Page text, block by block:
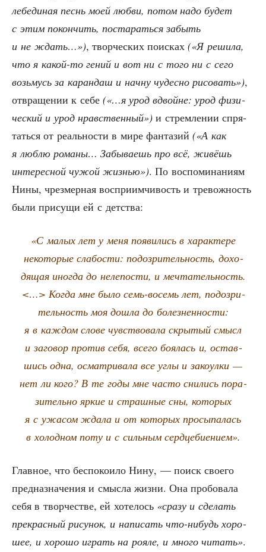
лебе­ди­ная песнь моей люб­ви, потом надо будет
с этим покон­чить, поста­рать­ся забыть
и не ждать…»), твор­че­ских поис­ках («Я реши­ла,
что я какой-то гений и вот ни с того ни с сего
возь­мусь за каран­даш и нач­ну чудес­но рисо­вать»),
отвра­ще­нии к себе («…я урод вдвойне: урод физи­
че­ский и урод нрав­ствен­ный») и стрем­ле­нии спря­
тать­ся от реаль­но­сти в мире фан­та­зий («А как
я люб­лю рома­ны… Забы­ва­ешь про всё, живёшь
инте­рес­ной чужой жиз­нью»). По вос­по­ми­на­ни­ям
Нины, чрез­мер­ная вос­при­им­чи­вость и тре­вож­ность
были при­су­щи ей с детства:
«С малых лет у меня появи­лись в харак­те­ре
неко­то­рые сла­бо­сти: подо­зри­тель­ность, дохо­
дя­щая ино­гда до неле­по­сти, и меч­та­тель­ность.
<…> Когда мне было семь-восемь лет, подо­зри­
тель­ность моя дошла до болез­нен­но­сти:
я в каж­дом сло­ве чув­ство­ва­ла скры­тый смысл
и заго­вор про­тив себя, все­го боя­лась и, остав­
шись одна, осмат­ри­ва­ла все углы и зако­ул­ки —
нет ли кого? В те годы мне часто сни­лись пора­
зи­тель­но яркие и страш­ные сны, кото­рых
я с ужа­сом жда­ла и от кото­рых про­сы­па­лась
в холод­ном поту и с силь­ным сердцебиением».
Глав­ное, что бес­по­ко­и­ло Нину, — поиск сво­е­го
пред­на­зна­че­ния и смыс­ла жиз­ни. Она про­бо­ва­ла
себя в твор­че­стве, ей хоте­лось «сра­зу и сде­лать
пре­крас­ный рису­нок, и напи­сать что-нибудь хоро­
шее, и хоро­шо играть на роя­ле, и мно­го читать».